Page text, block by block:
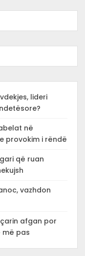
lideri
në
provokim i rëndë
që ruan
vazhdon
afgan por
pas